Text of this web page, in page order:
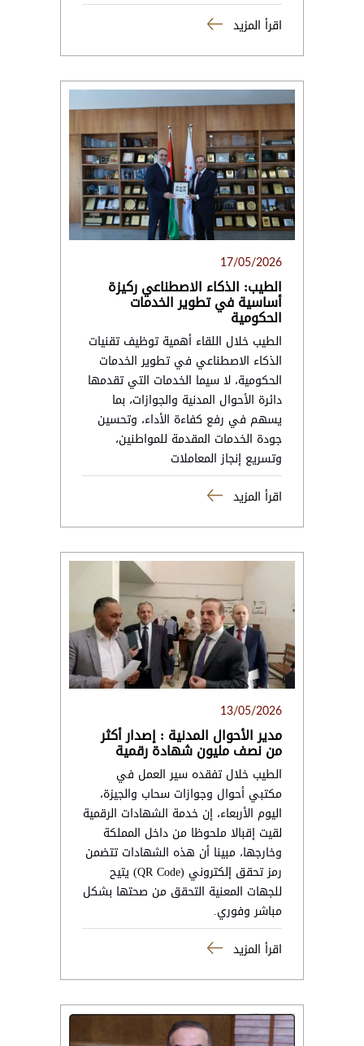
اقرأ المزيد
17/05/2026
الطيب: الذكاء الاصطناعي ركيزة
أساسية في تطوير الخدمات
الحكومية
الطيب خلال اللقاء أهمية توظيف تقنيات
الذكاء الاصطناعي في تطوير الخدمات
الحكومية، لا سيما الخدمات التي تقدمها
دائرة الأحوال المدنية والجوازات، بما
يسهم في رفع كفاءة الأداء، وتحسين
جودة الخدمات المقدمة للمواطنين،
وتسريع إنجاز المعاملات
اقرأ المزيد
13/05/2026
مدير الأحوال المدنية : إصدار أكثر
من نصف مليون شهادة رقمية
الطيب خلال تفقده سير العمل في
مكتبي أحوال وجوازات سحاب والجيزة،
اليوم الأربعاء، إن خدمة الشهادات الرقمية
لقيت إقبالا ملحوظا من داخل المملكة
وخارجها، مبينا أن هذه الشهادات تتضمن
رمز تحقق إلكتروني (QR Code) يتيح
للجهات المعنية التحقق من صحتها بشكل
مباشر وفوري.
اقرأ المزيد